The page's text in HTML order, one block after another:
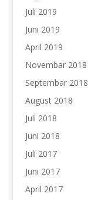
Juli 2019
Juni 2019
April 2019
Novembar 2018
Septembar 2018
August 2018
Juli 2018
Juni 2018
Juli 2017
Juni 2017
April 2017